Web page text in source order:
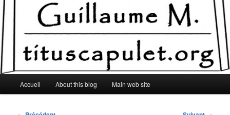
principal
Accueil About this blog Main web site